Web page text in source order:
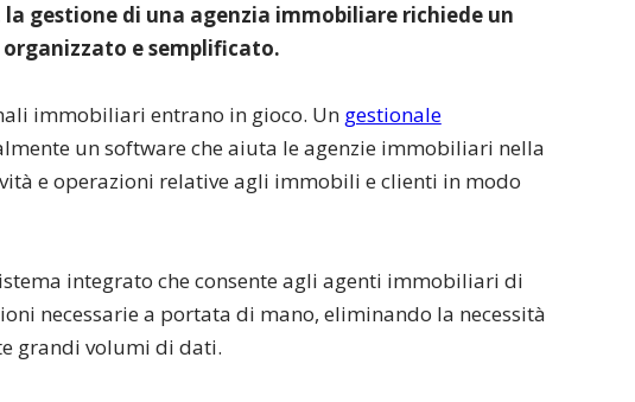
gestione di una agenzia immobiliare richiede un
e semplificato.
immobiliari entrano in gioco. Un gestionale
un software che aiuta le agenzie immobiliari nella
e operazioni relative agli immobili e clienti in modo
integrato che consente agli agenti immobiliari di
necessarie a portata di mano, eliminando la necessità
grandi volumi di dati.